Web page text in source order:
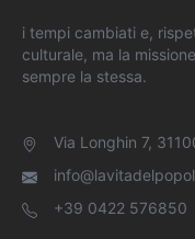
i tempi cambiati e,
culturale, ma la
sempre la stessa.
Via Longhin 7,
+39 0422 576850